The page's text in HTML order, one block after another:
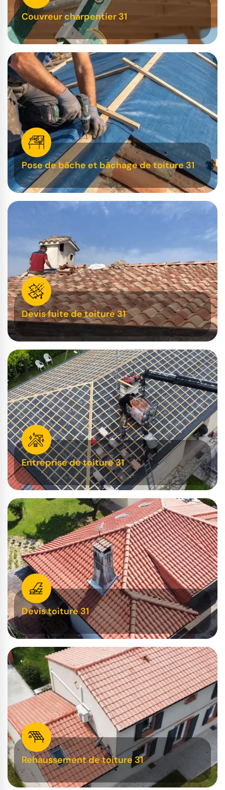
Couvreur charpentier 31
Pose de bâche et bâchage de toiture 31
Devis fuite de toiture 31
Entreprise de toiture 31
Devis toiture 31
Rehaussement de toiture 31